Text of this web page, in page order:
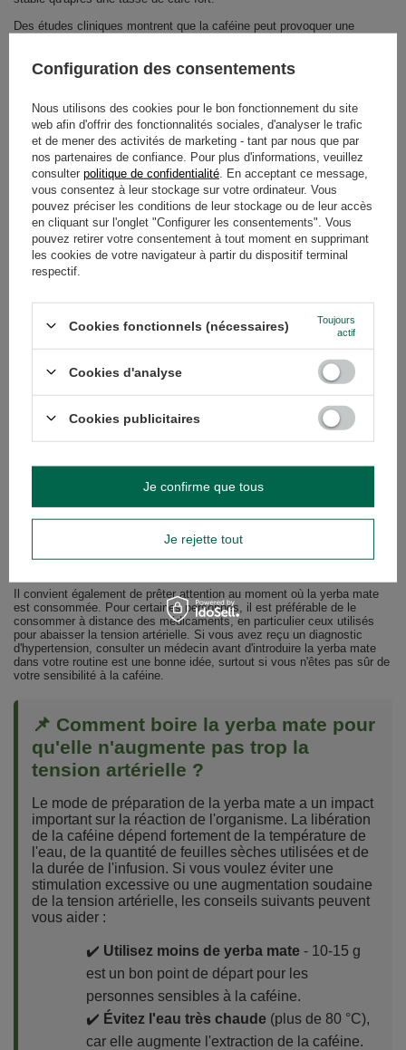
Des études cliniques montrent que la caféine peut provoquer une
intéressant de noter que certains composés de la yerba mate - en
particulier les polyphénols - pourraient agir dans le sens inverse, en
Selon les sources disponibles, les acides chlorogéniques peuvent
contribuer à réduire la tension artérielle chez les personnes souffrant
d'hypertension.
Dans l'étude précédemment citée deGebara et al. (2021), menée sur 34
hommes, la consommation régulière d'extrait de yerba mate pendant
quatre semaines n'a pas entraîné de changements significatifs de la
tension artérielle systolique ou diastolique par rapport à un placebo. Les
auteurs ont noté que les participants étaient pour la plupart
normotendus ou souffraient d'une hypertension légère, ce qui suggère
qu'une consommation modérée de yerba mate est généralement bien
tolérée.
souffrant d'hypertension ?
Les personnes souffrant d'hypertension se demandent souvent si
yerba est sainepour elles et si elles peuvent en boire sans danger.
Selon les études disponibles, la consommation modérée de yerba mate
n'entraîne généralement pas d'augmentation de la tension artérielle chez
polyphénols peuvent soutenir les mécanismes naturels de régulation de
la tension vasculaire, ce qui peut être bénéfique pour le système
caféine - qui peut provoquer une augmentation de la tension artérielle à
court terme, en particulier chez les personnes sensibles ou qui
préparent des infusions très fortes. C'est pourquoi il est essentiel
d'observer la réaction de son propre corps. Si vous ressentez des
tension artérielle après avoir consommé de la yerba mate, il est
Il convient également de prêter attention au moment où la yerba mate
est consommée. Pour certaines personnes, il est préférable de le
consommer à distance des médicaments, en particulier ceux utilisés
pour abaisser la tension artérielle. Si vous avez reçu un diagnostic
d'hypertension, consulter un médecin avant d'introduire la yerba mate
dans votre routine est une bonne idée, surtout si vous n'êtes pas sûr de
votre sensibilité à la caféine.
📌 Comment boire la yerba mate pour
qu'elle n'augmente pas trop la
tension artérielle ?
Le mode de préparation de la yerba mate a un impact
important sur la réaction de l'organisme. La libération
de la caféine dépend fortement de la température de
l'eau, de la quantité de feuilles sèches utilisées et de
la durée de l'infusion. Si vous voulez éviter une
stimulation excessive ou une augmentation soudaine
de la tension artérielle, les conseils suivants peuvent
vous aider :
✔️ Utilisez moins de yerba mate - 10-15 g
est un bon point de départ pour les
personnes sensibles à la caféine.
✔️ Évitez l'eau très chaude (plus de 80 °C),
car elle augmente l'extraction de la caféine.
Configuration des consentements
Nous utilisons des cookies pour le bon fonctionnement du site
web afin d'offrir des fonctionnalités sociales, d'analyser le trafic
et de mener des activités de marketing - tant par nous que par
nos partenaires de confiance. Pour plus d'informations, veuillez
consulter politique de confidentialité . En acceptant ce message,
vous consentez à leur stockage sur votre ordinateur. Vous
pouvez préciser les conditions de leur stockage ou de leur accès
en cliquant sur l'onglet "Configurer les consentements". Vous
pouvez retirer votre consentement à tout moment en supprimant
les cookies de votre navigateur à partir du dispositif terminal
respectif.
Cookies fonctionnels (nécessaires)
Toujours
actif
Cookies d'analyse
Cookies publicitaires
Je rejette tout
Je confirme que tous